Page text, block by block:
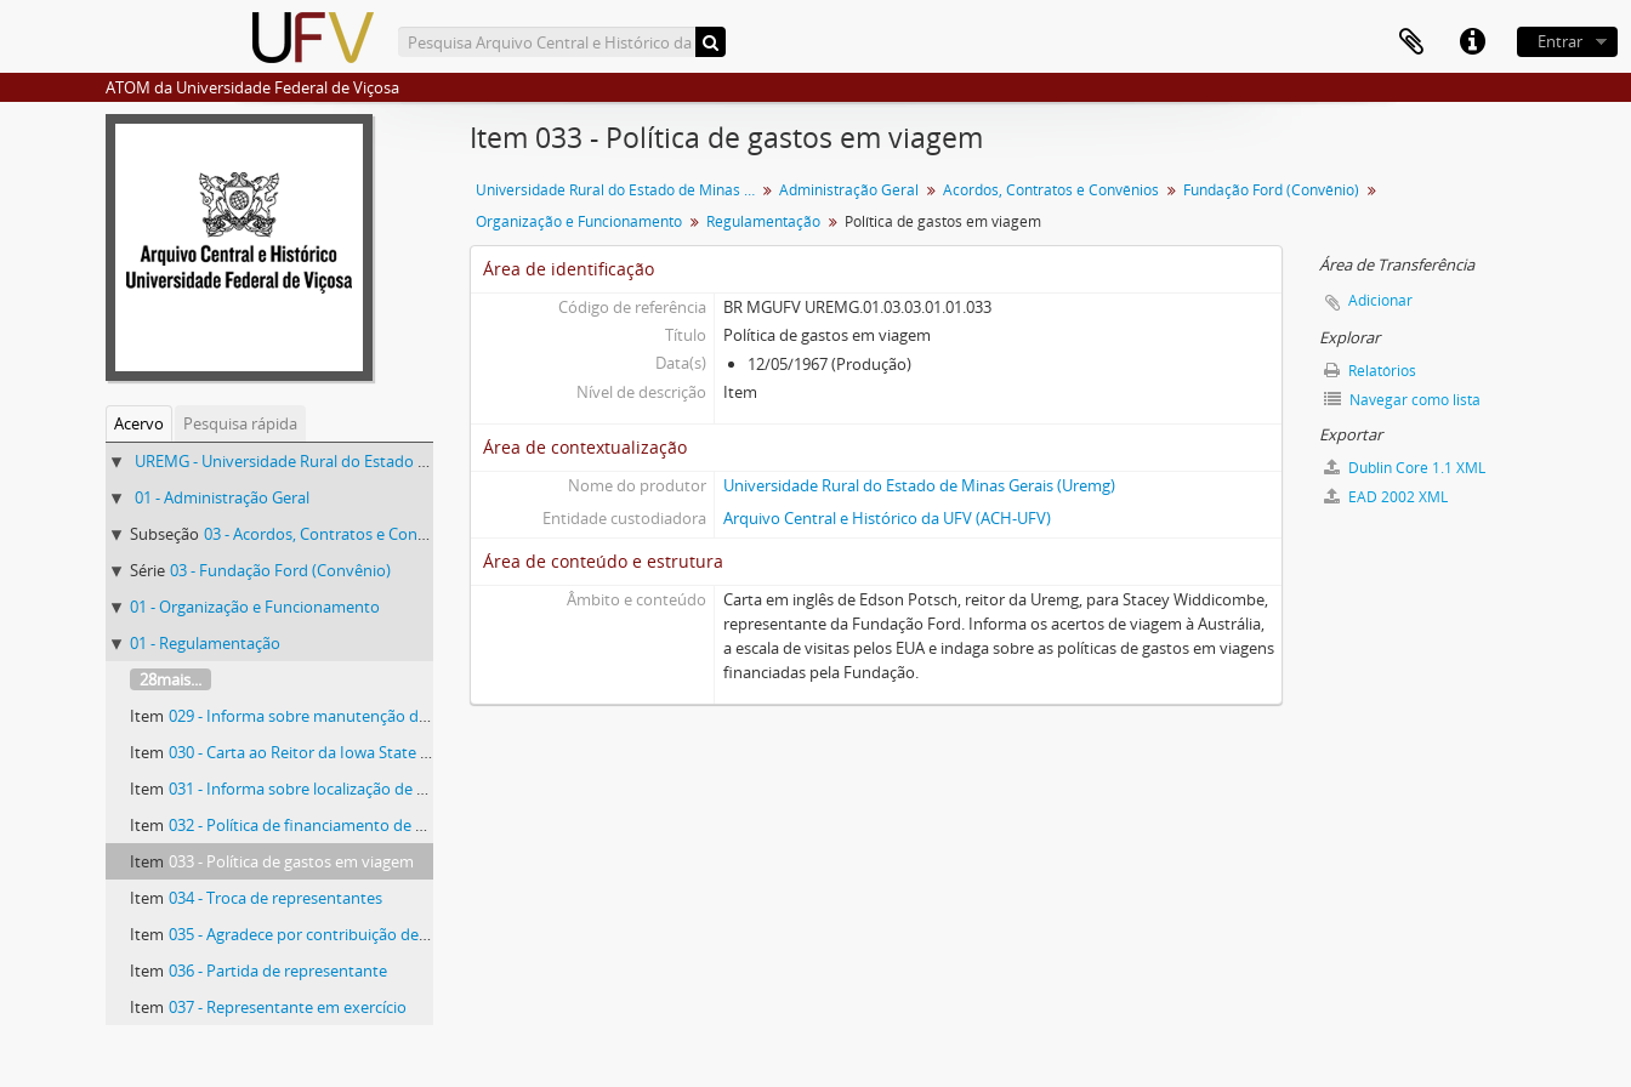
Entrar
ATOM da Universidade Federal de Viçosa
Acervo
Pesquisa rápida
UREMG - Universidade Rural do Estado de Minas Gerais
01 - Administração Geral
Subseção 03 - Acordos, Contratos e Convênios
Série 03 - Fundação Ford (Convênio)
01 - Organização e Funcionamento
01 - Regulamentação
28mais...
Item 029 - Informa sobre manutenção da "Casa Ford" e sobre chegada de professores
Item 030 - Carta ao Reitor da Iowa State University
Item 031 - Informa sobre localização de chaves de professor da Iowa State University
Item 032 - Política de financiamento de viagem
Item 033 - Política de gastos em viagem
Item 034 - Troca de representantes
Item 035 - Agradece por contribuição de representante
Item 036 - Partida de representante
Item 037 - Representante em exercício
Item 033 - Política de gastos em viagem
Universidade Rural do Estado de Minas Gerais Administração Geral Acordos, Contratos e Convênios
Fundação Ford (Convênio)
Organização e Funcionamento
Regulamentação Política de gastos em viagem
Área de identificação
Código de referência
BR MGUFV UREMG.01.03.03.01.01.033
Título
Política de gastos em viagem
Data(s)
12/05/1967 (Produção)
Nível de descrição
Item
Área de contextualização
Nome do produtor
Universidade Rural do Estado de Minas Gerais (Uremg)
Entidade custodiadora
Arquivo Central e Histórico da UFV (ACH-UFV)
Área de conteúdo e estrutura
Âmbito e conteúdo
Carta em inglês de Edson Potsch, reitor da Uremg, para Stacey Widdicombe,
representante da Fundação Ford. Informa os acertos de viagem à Austrália,
a escala de visitas pelos EUA e indaga sobre as políticas de gastos em viagens
financiadas pela Fundação.
Área de Transferência
Adicionar
Explorar
Relatórios
Navegar como lista
Exportar
Dublin Core 1.1 XML
EAD 2002 XML